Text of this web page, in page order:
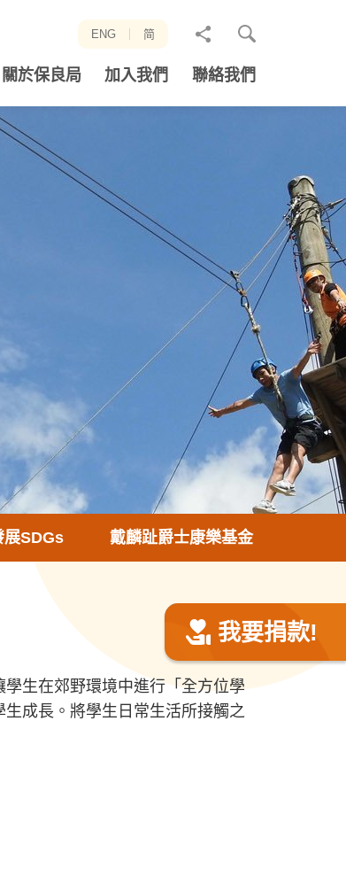
ENG 简
分
至
關於保良局 加入我們 聯絡我們
展SDGs 戴麟趾爵士康樂基金
我要捐款!
生在郊野環境中進行「全方位學
成長。將學生日常生活所接觸之